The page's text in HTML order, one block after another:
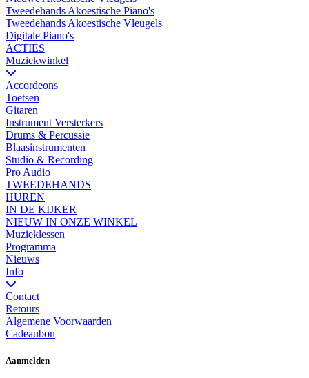
Tweedehands Akoestische Piano's
Tweedehands Akoestische Vleugels
Digitale Piano's
ACTIES
Muziekwinkel
Accordeons
Toetsen
Gitaren
Instrument Versterkers
Drums & Percussie
Blaasinstrumenten
Studio & Recording
Pro Audio
TWEEDEHANDS
HUREN
IN DE KIJKER
NIEUW IN ONZE WINKEL
Muzieklessen
Programma
Nieuws
Info
Contact
Retours
Algemene Voorwaarden
Cadeaubon
Aanmelden